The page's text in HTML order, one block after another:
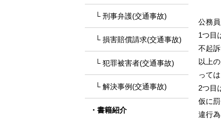
公務
1つ目
不起
以上
って
2つ目
仮に
違行
刑事弁護(交通事故)
損害賠償請求(交通事故)
犯罪被害者(交通事故)
解決事例(交通事故)
書籍紹介